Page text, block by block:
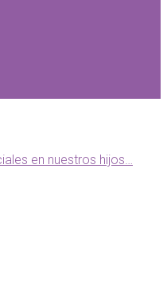
en nuestros hijos…